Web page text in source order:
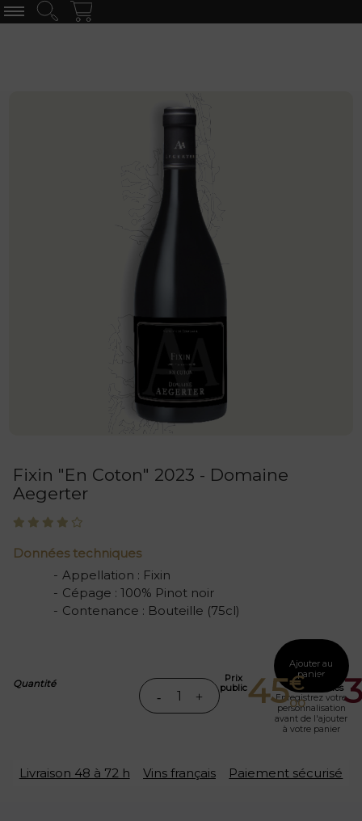
Fixin "En Coton" 2023 - Domaine
Aegerter
Données techniques
Appellation : Fixin
Cépage : 100% Pinot noir
Contenance : Bouteille (75cl)
Quantité
Prix
public45€
00
Prix
abonnés
Ajouter au
panier
Enregistrez votre
personnalisation
avant de l'ajouter
à votre panier
Livraison 48 à 72 h Vins français Paiement sécurisé